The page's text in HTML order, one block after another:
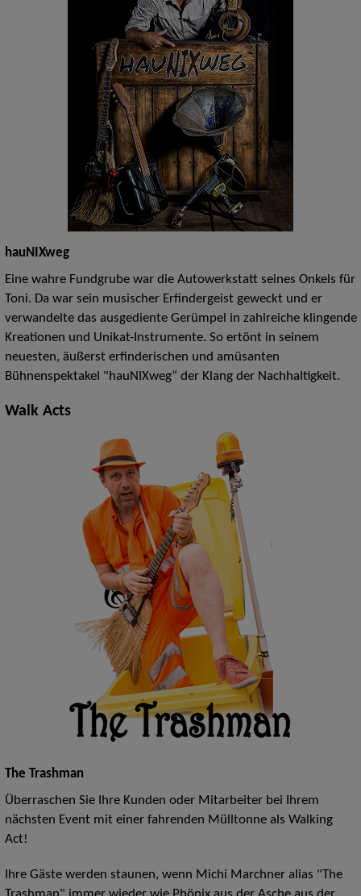
hauNIXweg
Eine wahre Fundgrube war die Autowerkstatt seines Onkels für
Toni. Da war sein musischer Erfindergeist geweckt und er
verwandelte das ausgediente Gerümpel in zahlreiche klingende
Kreationen und Unikat-Instrumente. So ertönt in seinem
neuesten, äußerst erfinderischen und amüsanten
Bühnenspektakel "hauNIXweg“ der Klang der Nachhaltigkeit.
Walk Acts
The Trashman
Überraschen Sie Ihre Kunden oder Mitarbeiter bei Ihrem
nächsten Event mit einer fahrenden Mülltonne als Walking
Act!
Ihre Gäste werden staunen, wenn Michi Marchner alias "The